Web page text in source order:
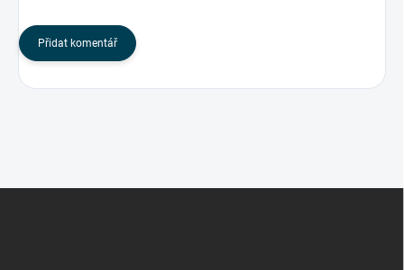
Přidat komentář